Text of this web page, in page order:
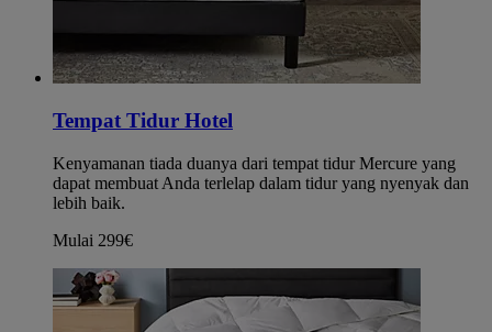
Tempat Tidur Hotel
Kenyamanan tiada duanya dari tempat tidur Mercure yang
dapat membuat Anda terlelap dalam tidur yang nyenyak dan
lebih baik.
Mulai 299€